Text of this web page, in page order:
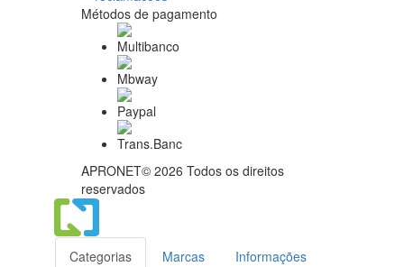
Métodos de pagamento
APRONET© 2026 Todos os direitos
reservados
Categorias Marcas
Informações